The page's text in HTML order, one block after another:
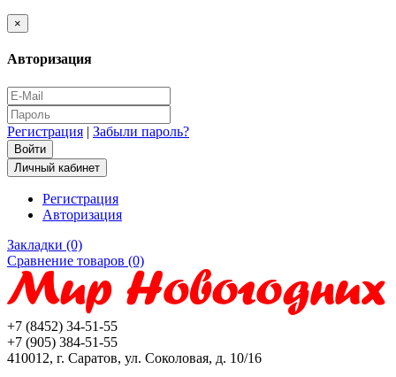
×
Авторизация
Регистрация | Забыли пароль?
Личный кабинет
Регистрация
Авторизация
Закладки (0)
Сравнение товаров (0)
+7 (8452) 34-51-55
+7 (905) 384-51-55
410012, г. Саратов, ул. Соколовая, д. 10/16